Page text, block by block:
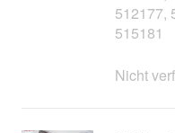
512177,
515181
Nicht